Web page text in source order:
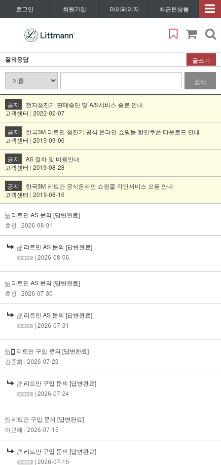
로그인 회원가입 마이페이지 최근본상품
질의응답 글쓰기
검색
공지
전자청진기 판매중단 및 A/S서비스 종료 안내
고객센터 | 2022-02-07
공지
한국3M 리트만 청진기 공식 온라인 쇼핑몰 할인쿠폰 다운로드 안내
고객센터 | 2019-09-06
공지
AS 절차 및 비용안내
고객센터 | 2019-08-28
공지
한국3M 리트만 공식온라인 쇼핑몰 각인서비스 오픈 안내
고객센터 | 2019-08-16
리트만 AS 문의 [답변완료]
효정 | 2026-08-01
리트만 AS 문의 [답변완료]
| 2026-08-06
리트만 AS 문의 [답변완료]
효정 | 2026-07-30
리트만 AS 문의 [답변완료]
| 2026-07-31
리트만 구입 문의 [답변완료]
김준희 | 2026-07-23
리트만 구입 문의 [답변완료]
| 2026-07-24
리트만 구입 문의 [답변완료]
이근혜 | 2026-07-15
리트만 구입 문의 [답변완료]
| 2026-07-15